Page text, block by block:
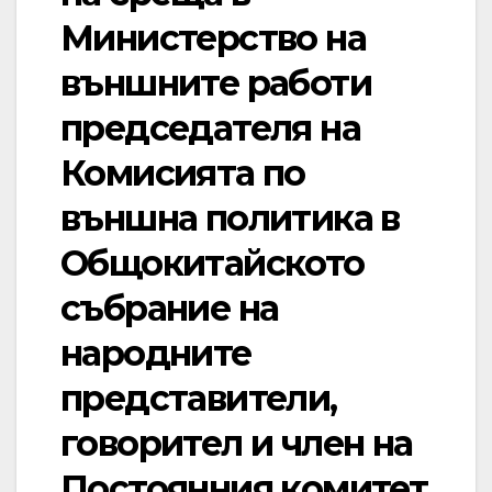
Министерство на
външните работи
председателя на
Комисията по
външна политика в
Общокитайското
събрание на
народните
представители,
говорител и член на